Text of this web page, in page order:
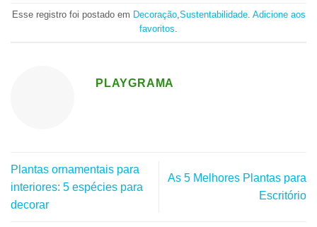
Esse registro foi postado em Decoração,Sustentabilidade. Adicione aos
favoritos.
PLAYGRAMA
Plantas ornamentais para
interiores: 5 espécies para
decorar
As 5 Melhores Plantas para
Escritório